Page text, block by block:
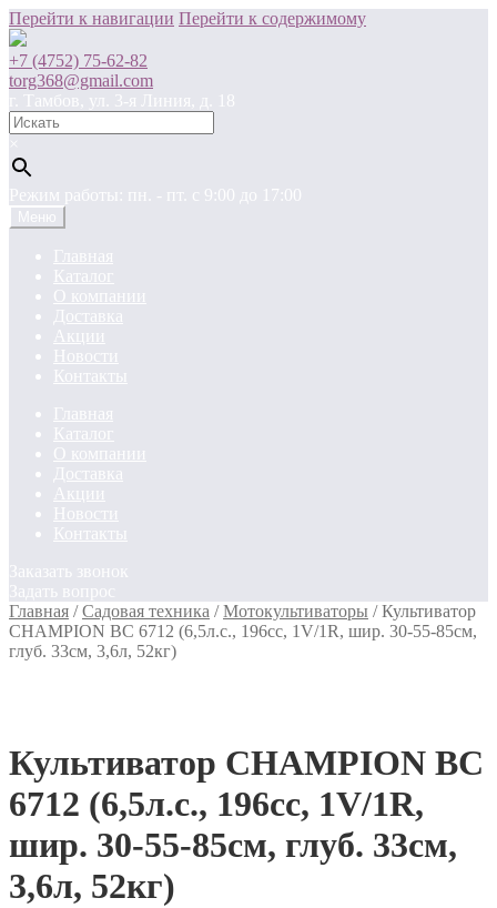
Перейти к навигации Перейти к содержимому
+7 (4752) 75-62-82
torg368@gmail.com
г. Тамбов, ул. 3-я Линия, д. 18
×
Режим работы: пн. - пт. c 9:00 до 17:00
Меню
Главная
Каталог
О компании
Доставка
Акции
Новости
Контакты
Главная
Каталог
О компании
Доставка
Акции
Новости
Контакты
Заказать звонок
Задать вопрос
Главная /Садовая техника /Мотокультиваторы /Культиватор
CHAMPION BC 6712 (6,5л.с., 196cc, 1V/1R, шир. 30-55-85см,
глуб. 33см, 3,6л, 52кг)
Культиватор CHAMPION BC
6712 (6,5л.с., 196cc, 1V/1R,
шир. 30-55-85см, глуб. 33см,
3,6л, 52кг)